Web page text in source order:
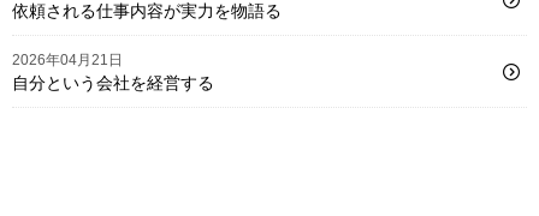
依頼される仕事内容が実力を物語る
2026年04月21日
自分という会社を経営する